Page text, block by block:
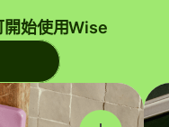
開始使用Wise